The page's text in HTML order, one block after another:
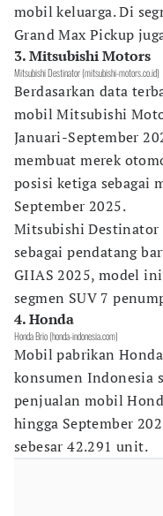
mobil keluarga. Di
Grand Max Pickup
3. Mitsubishi Motors
Mitsubishi Destinator (mitsubishi-motors.co.id)
Berdasarkan data
mobil Mitsubishi
Januari-September
membuat merek
posisi ketiga sebagai
September 2025.
Mitsubishi Destinator
sebagai pendatang
GIIAS 2025, model
segmen SUV 7
4. Honda
Honda Brio (honda-indonesia.com)
Mobil pabrikan
konsumen Indonesia
penjualan mobil
hingga September
sebesar 42.291 unit.